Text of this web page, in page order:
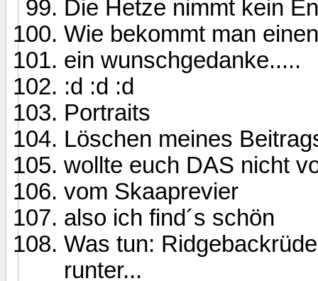
Die Hetze nimmt kein
Wie bekommt man
ein wunschgedanke.....
:d :d :d
Portraits
Löschen meines
wollte euch DAS nicht
vom Skaaprevier
also ich find´s schön
Was tun:
runter...